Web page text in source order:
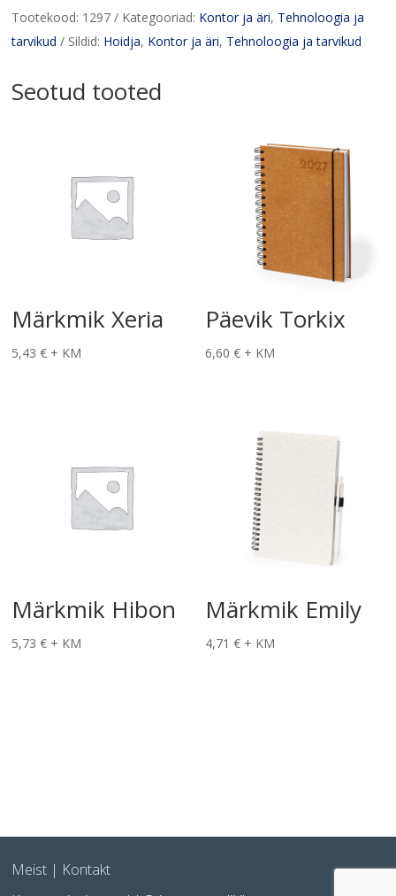
Tootekood: 1297 Kategooriad: Kontor ja äri, Tehnoloogia ja
tarvikud
Sildid: Hoidja, Kontor ja äri, Tehnoloogia ja tarvikud
Seotud tooted
Märkmik Xeria
5,43€ + KM
Päevik Torkix
6,60€ + KM
Märkmik Hibon
5,73€ + KM
Märkmik Emily
4,71€ + KM
Meist | Kontakt